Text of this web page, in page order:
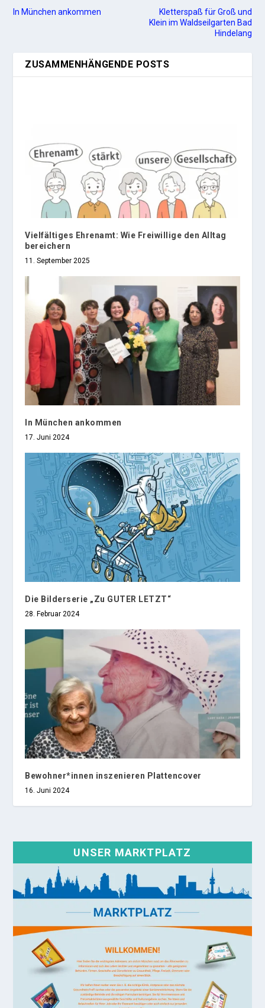
In München ankommen
Kletterspaß für Groß und
Klein im Waldseilgarten Bad
Hindelang
ZUSAMMENHÄNGENDE POSTS
Vielfältiges Ehrenamt: Wie Freiwillige den Alltag
bereichern
11. September 2025
In München ankommen
17. Juni 2024
Die Bilderserie „Zu GUTER LETZT“
28. Februar 2024
Bewohner*innen inszenieren Plattencover
16. Juni 2024
UNSER MARKTPLATZ